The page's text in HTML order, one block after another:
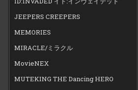
JEEPERS CREEPERS
MEMORIES
MIRACLE/ミラクル
MovieNEX
MUTEKING THE Dancing HERO